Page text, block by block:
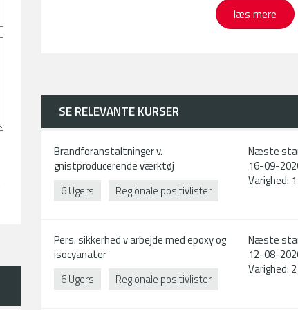
HVEM HENVENDER
Forløbene retter sig til både ansatte og ledige -
FORLØBETS VARIGHED
Kursets varighed afhænger af dine kompetencer, og
ADGANGSKRAV
Uddannelsesforudsætninger for erhvervelse af
læs mere
SE RELEVANTE KURSER
Brandforanstaltninger v.
gnistproducerende værktøj
6 Ugers
Regionale positivlister
Næste
16-09-
Varighed:
Pers. sikkerhed v arbejde med epoxy og
isocyanater
6 Ugers
Regionale positivlister
Næste
12-08-
Varighed: